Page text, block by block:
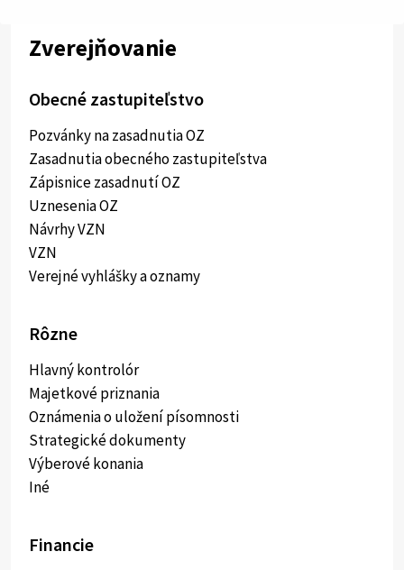
Zverejňovanie
Obecné zastupiteľstvo
Pozvánky na zasadnutia OZ
Zasadnutia obecného zastupiteľstva
Zápisnice zasadnutí OZ
Uznesenia OZ
Návrhy VZN
VZN
Verejné vyhlášky a oznamy
Rôzne
Hlavný kontrolór
Majetkové priznania
Oznámenia o uložení písomnosti
Strategické dokumenty
Výberové konania
Iné
Financie